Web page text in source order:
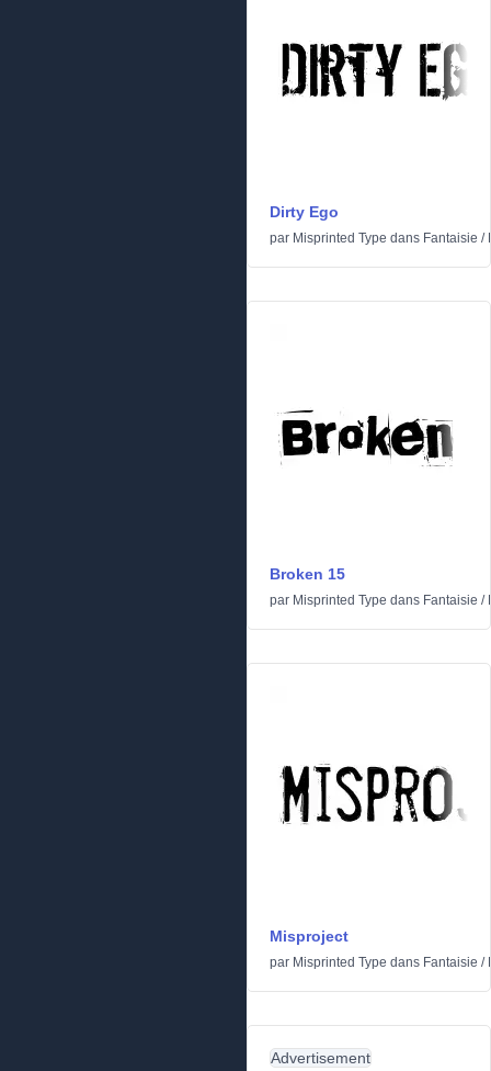
Dirty Ego
par Misprinted Type dans Fantaisie /
Broken 15
par Misprinted Type dans Fantaisie /
Misproject
par Misprinted Type dans Fantaisie /
Advertisement